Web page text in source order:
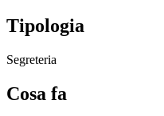
Tipologia
Segreteria
Cosa fa